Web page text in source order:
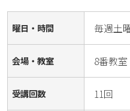
曜日・時間 毎週土
会場・教室 8番教室
受講回数 11回